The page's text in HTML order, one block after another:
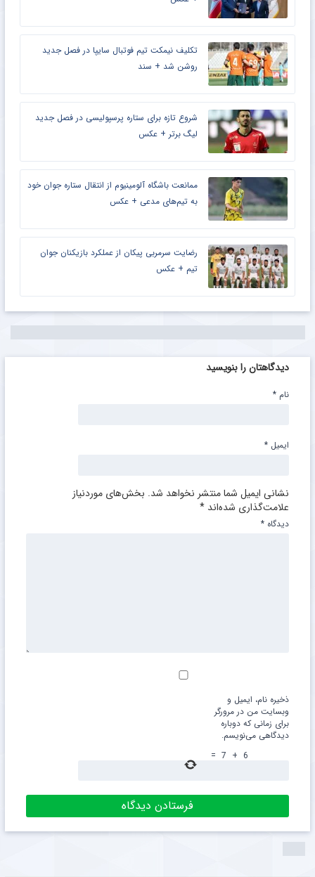
تکلیف نیمکت تیم فوتبال سایپا در فصل جدید
روشن شد + سند
شروع تازه برای ستاره پرسپولیسی در فصل جدید
لیگ برتر + عکس
ممانعت باشگاه آلومینیوم از انتقال ستاره جوان خود
به تیم‌های مدعی + عکس
رضایت سرمربی پیکان از عملکرد بازیکنان جوان
تیم + عکس
دیدگاهتان را بنویسید
نشانی ایمیل شما منتشر نخواهد شد. بخش‌های موردنیاز
علامت‌گذاری شده‌اند *
دیدگاه *
نام *
ایمیل *
ذخیره نام، ایمیل و
وبسایت من در مرورگر
برای زمانی که دوباره
دیدگاهی می‌نویسم.
6
+
7
=